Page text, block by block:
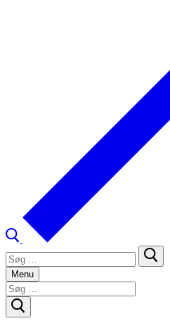
Søg
efter:
Menu
Søg
efter: